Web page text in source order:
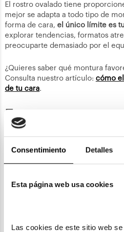
Consentimiento Detalles
Esta página web usa cookies
Las cookies de este sitio web
El rostro ovalado tiene
mejor se adapta a todo tipo de
forma de cara, el único límite es
explorar tendencias, formatos
preocuparte demasiado por el
¿Quieres saber qué montura
Consulta nuestro artículo: cómo
de tu cara.
Errores
evitar al
Ignorar la categoría del
cualquier pedido, comprueba